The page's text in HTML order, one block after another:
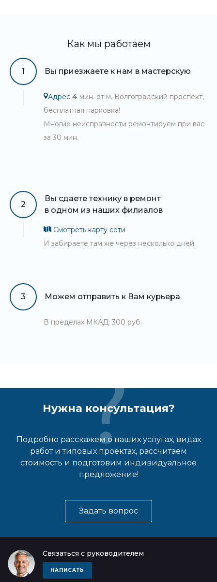
Как мы работаем
1 Вы приезжаете к нам в мастерскую
Адрес 4 мин. от м. Волгоградский проспект,
бесплатная парковка!
Многие неисправности ремонтируем при вас
за 30 мин.
2
Вы сдаете технику в ремонт
в одном из наших филиалов
Смотреть карту сети
И забираете там же через несколько дней.
3 Можем отправить к Вам курьера
В пределах МКАД: 300 руб.
Нужна консультация?
Подробно расскажем о наших услугах, видах
работ и типовых проектах, рассчитаем
стоимость и подготовим индивидуальное
предложение!
Задать вопрос
Связаться с руководителем
НАПИСАТЬ